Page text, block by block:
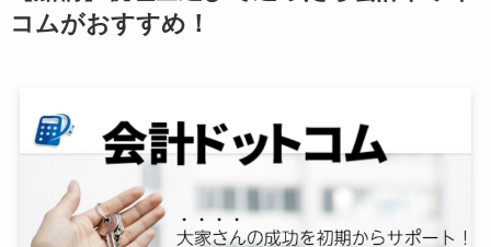
コムがおすすめ！